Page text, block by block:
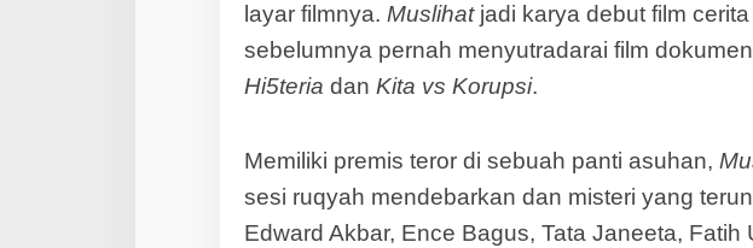
layar filmnya. Muslihatjadi karya debut film
sebelumnya pernah menyutradarai film
Hi5teria dan Kita vs Korupsi.
Memiliki premis teror di sebuah panti asuhan,
sesi ruqyah mendebarkan dan misteri yang
Edward Akbar, Ence Bagus, Tata Janeeta,